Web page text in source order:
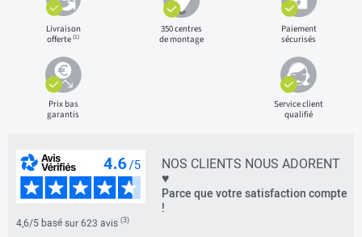
Livraison
offerte(1)
350 centres
de montage
Paiement
sécurisés
Prix bas
garantis
Service client
qualifié
NOS CLIENTS NOUS ADORENT
♥
Parce que votre satisfaction compte
!
4,6/5 basé sur 623 avis (3)